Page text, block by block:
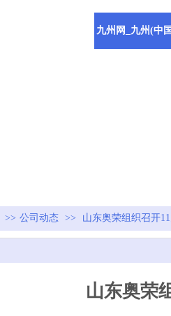
九州网_九州(中
>> 公司动态 >> 山东奥荣组织召开
山东奥荣